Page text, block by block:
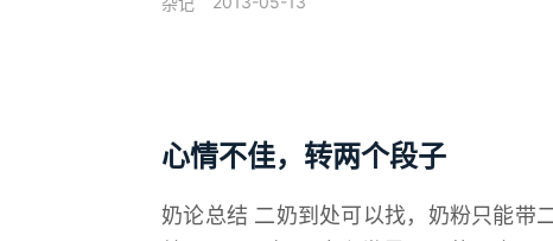
心情不佳，转两个段子
奶论总结 二奶到处可以找，奶粉只能带